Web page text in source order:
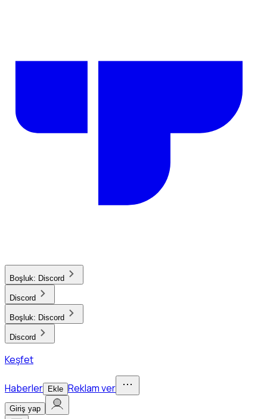
Boşluk: Discord
Discord
Boşluk: Discord
Discord
Keşfet
Haberler Ekle Reklam ver
Giriş yap